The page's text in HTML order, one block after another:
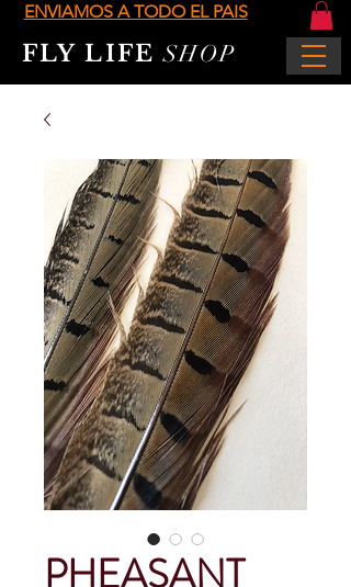
ENVIAMOS A TODO EL PAIS
FLY LIFESHOP
PHEASANT